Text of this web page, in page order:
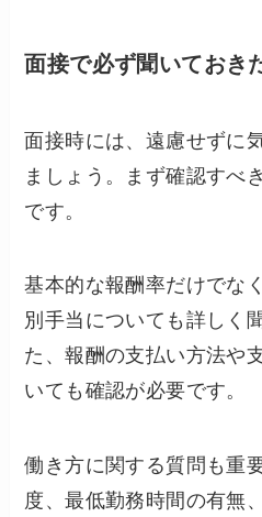
面接で必ず聞いておき
面接時には、遠慮せずに
ましょう。まず確認すべ
です。
基本的な報酬率だけでな
別手当についても詳しく
た、報酬の支払い方法や
いても確認が必要です。
働き方に関する質問も重
度、最低勤務時間の有無